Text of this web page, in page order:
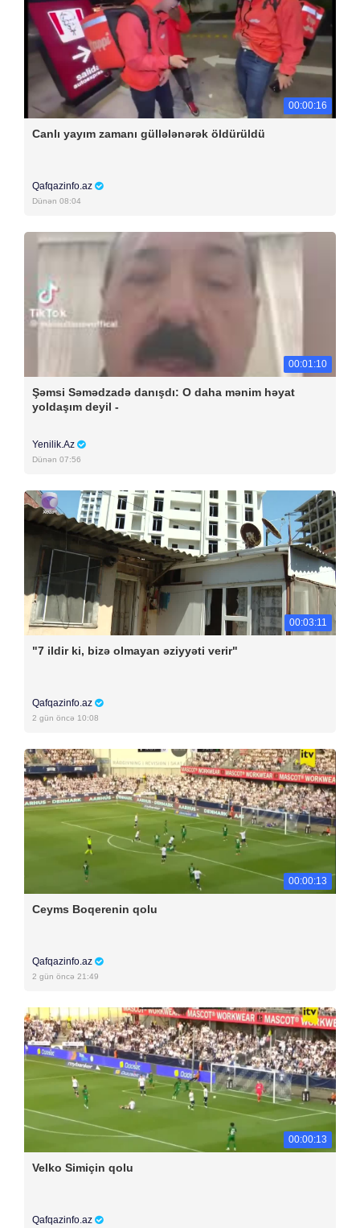
00:00:16
Canlı yayım zamanı güllələnərək öldürüldü
Qafqazinfo.az
Dünən 08:04
00:01:10
Şəmsi Səmədzadə danışdı: O daha mənim həyat
yoldaşım deyil -
Yenilik.Az
Dünən 07:56
00:03:11
"7 ildir ki, bizə olmayan əziyyəti verir"
Qafqazinfo.az
2 gün öncə 10:08
00:00:13
Ceyms Boqerenin qolu
Qafqazinfo.az
2 gün öncə 21:49
00:00:13
Velko Simiçin qolu
Qafqazinfo.az